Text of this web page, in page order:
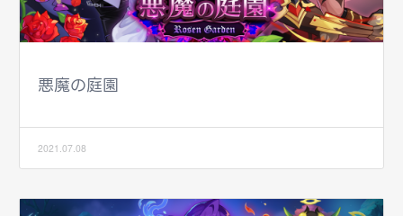
悪魔の庭園
2021.07.08